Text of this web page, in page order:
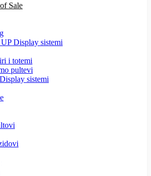
Sale
Display sistemi
i totemi
pultevi
sistemi